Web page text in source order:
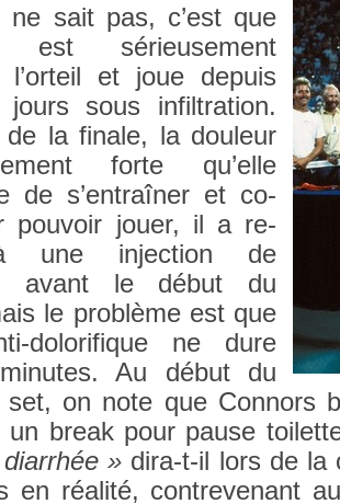
ne sait pas, c’est que
est sérieuse­ment
et joue de­puis
jours sous in­filtra­tion.
de la fin­ale, la douleur
forte qu’elle
de s’entraîner et co­
pouvoir jouer, il a re­
une in­jec­tion de
avant le début du
le problème est que
dolorifique ne dure
Au début du
set, on note que Con­nors
un break pour pause
»dira-t-il lors de la
en réalité, con­trevenant